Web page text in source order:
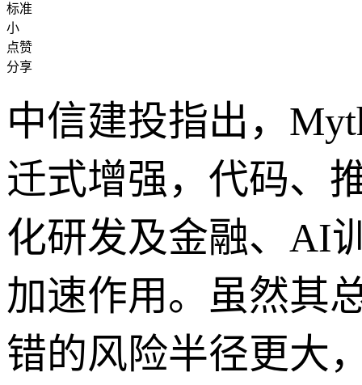
标准
小
点赞
分享
中信建投指出，
迁式增强，代码、
化研发及金融、AI
加速作用。虽然其
错的风险半径更大